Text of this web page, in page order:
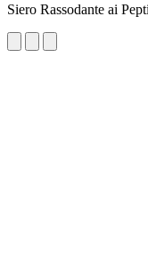
Siero Rassodante ai